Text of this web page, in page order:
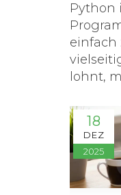
Python
einfach
lohnt,
18
DEZ
2025